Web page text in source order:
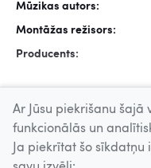
Mūzikas autors:
Montāžas režisors:
Producents:
Ar Jūsu piekrišanu
funkcionālās un
Ja piekrītat šo